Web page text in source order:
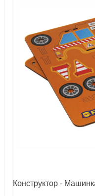
Конструктор -